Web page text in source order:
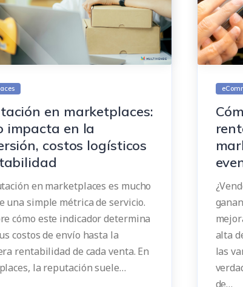
en marketplaces:
impacta en la
costos logísticos
en marketplaces es mucho
una simple métrica de servicio.
cómo este indicador determina
costos de envío hasta la
rentabilidad de cada venta. En
la reputación suele…
alta
las
de…